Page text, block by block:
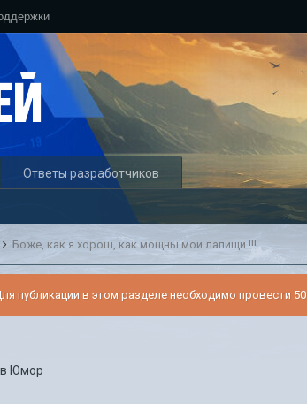
Ответы разработчиков
Боже, как я хорош, как мощны мои лапищи !!!
публикации в этом разделе необходимо провести
в Юмор